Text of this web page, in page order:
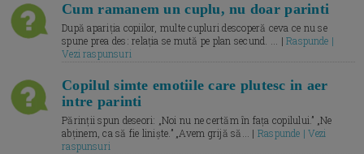
Cum ramanem un cuplu, nu doar parinti
După apariția copiilor, multe cupluri descoperă ceva ce nu se
spune prea des: relația se mută pe plan secund. ... |Raspunde |
Vezi raspunsuri
Copilul simte emotiile care plutesc in aer
intre parinti
Părinții spun deseori: „Noi nu ne certăm în fața copilului.” „Ne
abținem, ca să fie liniște.” „Avem grijă să... | Raspunde | Vezi
raspunsuri